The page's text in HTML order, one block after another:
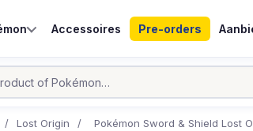
Accessoires Pre-orders
/ Lost Origin / Pokémon Sword & Shield Lost